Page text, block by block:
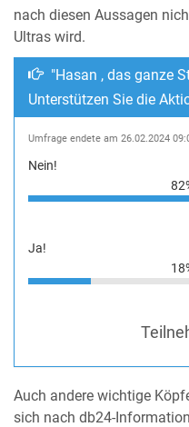
nach diesen Aussagen
Ultras wird.
"Hasan , das ganze
Unterstützen Sie die
Umfrage endete am 26.02.2024
Nein!
Ja!
Auch andere wichtige
sich nach db24-